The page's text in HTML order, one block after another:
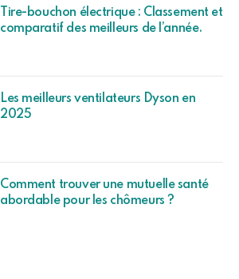
Tire-bouchon électrique : Classement et
comparatif des meilleurs de l’année.
Les meilleurs ventilateurs Dyson en
2025
Comment trouver une mutuelle santé
abordable pour les chômeurs ?